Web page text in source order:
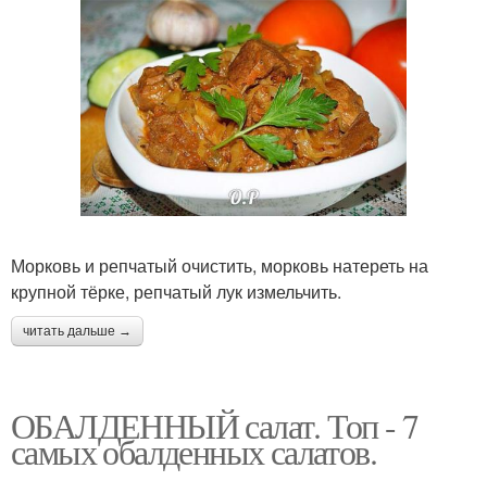
Морковь и репчатый очистить, морковь натереть на
крупной тёрке, репчатый лук измельчить.
читать дальше →
ОБАЛДЕННЫЙ салат. Топ - 7
самых обалденных салатов.